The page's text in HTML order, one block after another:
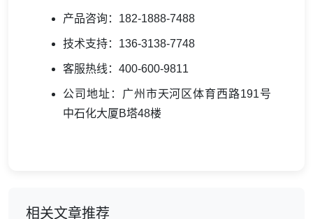
产品咨询：182-1888-7488
技术支持：136-3138-7748
客服热线：400-600-9811
公司地址：广州市天河区体育西路191号
中石化大厦B塔48楼
相关文章推荐